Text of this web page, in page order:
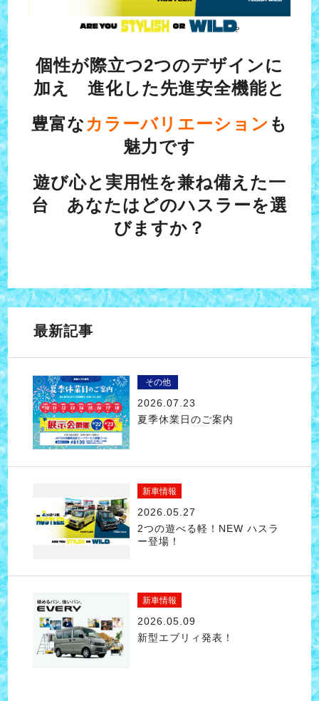
個性が際立つ2つのデザインに
加え 進化した先進安全機能と
豊富なカラーバリエーション も
魅力です
遊び心と実用性を兼ね備えた一
台 あなたはどのハスラーを選
びますか？
最新記事
その他
2026.07.23
夏季休業日のご案内
新車情報
2026.05.27
2つの遊べる軽！NEW ハスラ
ー登場！
新車情報
2026.05.09
新型エブリィ発表！